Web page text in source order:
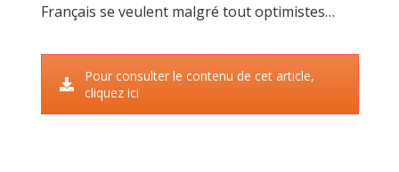
CONTACT
Français se veulent malgré tout optimistes…
Pour consulter le contenu de cet article,
cliquez ici